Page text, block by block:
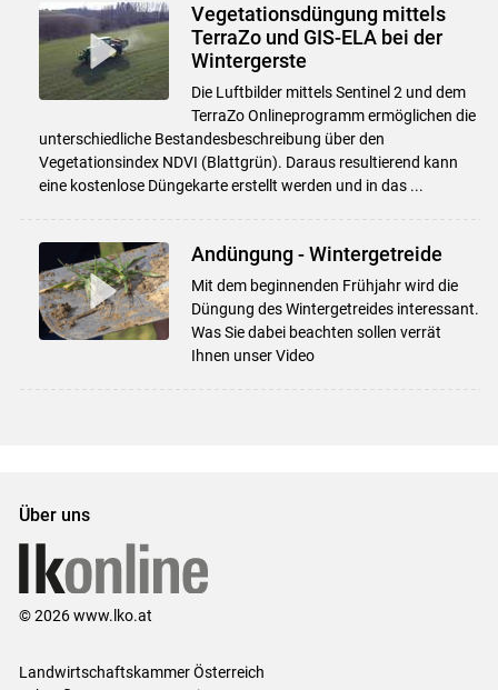
Vegetationsdüngung mittels
TerraZo und GIS-ELA bei der
Wintergerste
Die Luftbilder mittels Sentinel 2 und dem
TerraZo Onlineprogramm ermöglichen die
unterschiedliche Bestandesbeschreibung über den
Vegetationsindex NDVI (Blattgrün). Daraus resultierend kann
eine kostenlose Düngekarte erstellt werden und in das ...
Andüngung - Wintergetreide
Mit dem beginnenden Frühjahr wird die
Düngung des Wintergetreides interessant.
Was Sie dabei beachten sollen verrät
Ihnen unser Video
Über uns
© 2026 www.lko.at
Landwirtschaftskammer Österreich